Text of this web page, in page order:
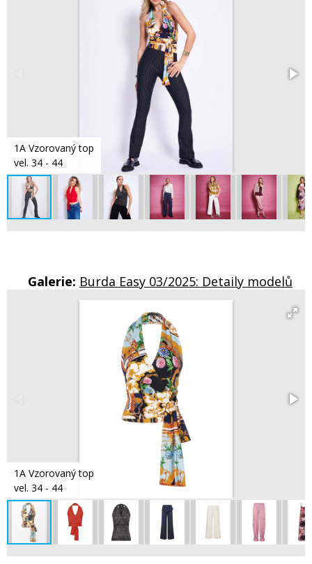
1A Vzorovaný top
vel. 34 - 44
Galerie: Burda Easy 03/2025: Detaily modelů
1A Vzorovaný top
vel. 34 - 44